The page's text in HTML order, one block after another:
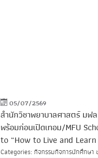
05/07/2569
สำนักวิชาพยาบาลศาสตร์ มฟ
พร้อมก่อนเปิดเทอม/MFU
to “How to Live and
Categories: กิจกรรมกิจการนักศึกษา